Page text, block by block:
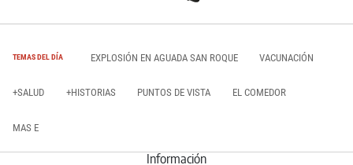
TEMAS DEL DÍA EXPLOSIÓN EN AGUADA SAN ROQUE VACUNACIÓN
+SALUD +HISTORIAS PUNTOS DE VISTA EL COMEDOR
MAS E
Información